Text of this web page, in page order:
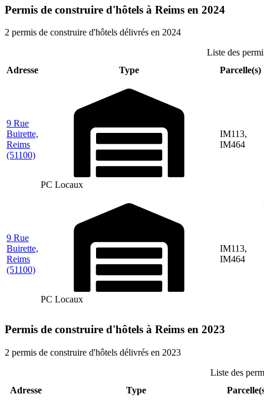
Permis de construire d'hôtels à Reims en 2024
2 permis de construire d'hôtels délivrés en 2024
Liste des
Adresse
Type Parcelle(s)
9 Rue
Buirette,
Reims
(51100)
PC Locaux
IM113,
IM464
9 Rue
Buirette,
Reims
(51100)
PC Locaux
IM113,
IM464
Permis de construire d'hôtels à Reims en 2023
2 permis de construire d'hôtels délivrés en 2023
Liste des
Adresse
Type